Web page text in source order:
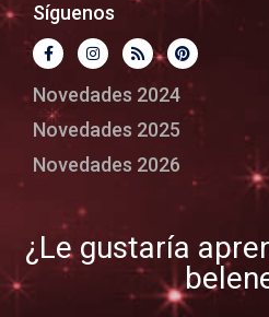
Síguenos
Novedades 2024
Novedades 2025
Novedades 2026
¿Le gustaría